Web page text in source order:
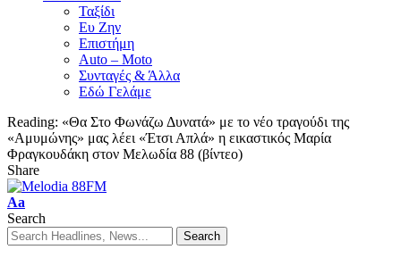
Ταξίδι
Ευ Ζην
Επιστήμη
Auto – Moto
Συνταγές & Άλλα
Εδώ Γελάμε
Reading: «Θα Στο Φωνάζω Δυνατά» με το νέο τραγούδι της
«Αμυμώνης» μας λέει «Έτσι Απλά» η εικαστικός Μαρία
Φραγκουδάκη στον Μελωδία 88 (βίντεο)
Share
Aa
Search